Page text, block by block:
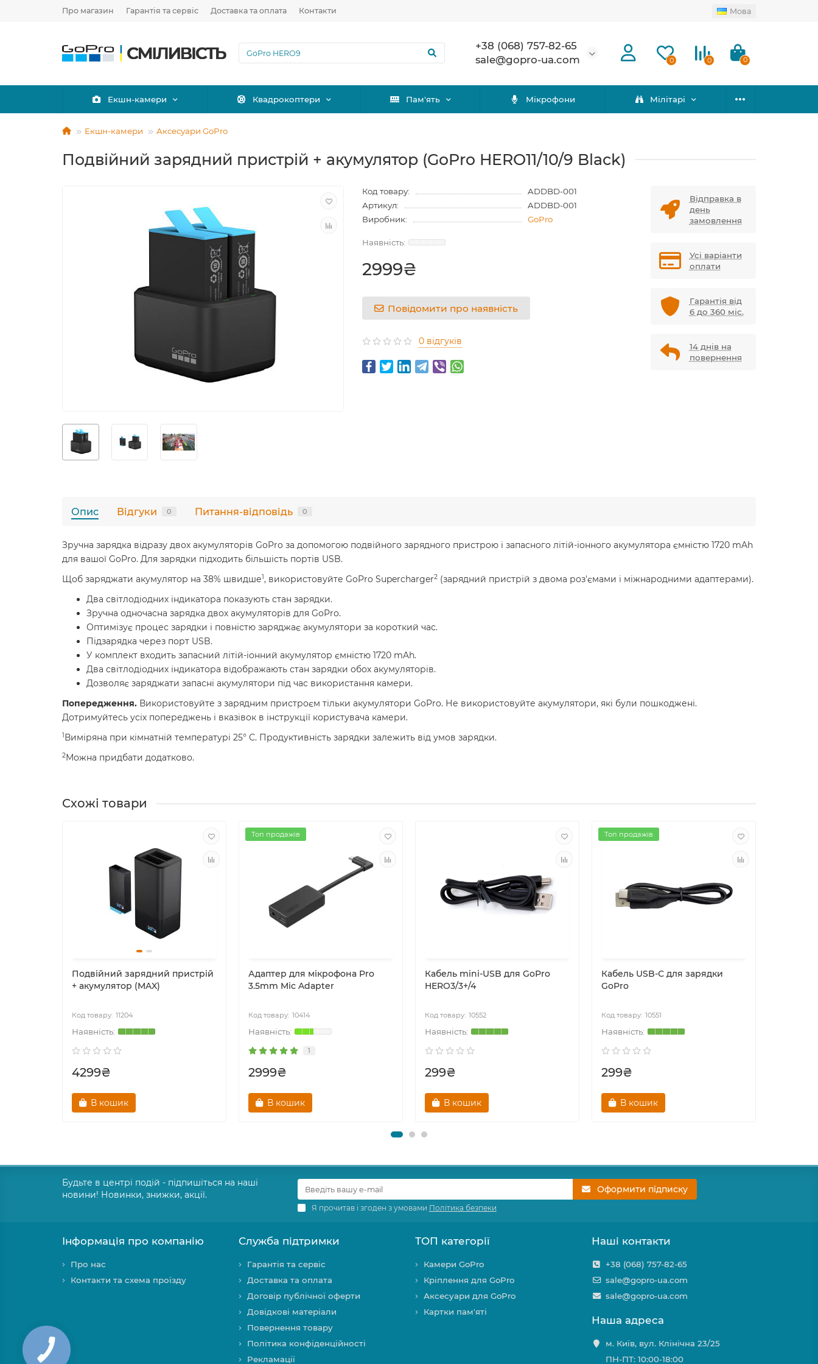
Про магазин Гарантія та сервіс Доставка та оплата Контакти Мова
+38 (068) 757-82-65
sale@gopro-ua.com
0 0 0
Екшн-камери Квадрокоптери Пам'ять Мікрофони Мілітарі
Екшн-камери Аксесуари GoPro
Подвійний зарядний пристрій + акумулятор (GoPro HERO11/10/9 Black)
Код товару:
ADDBD-001
Артикул:
ADDBD-001
Виробник:
GoPro
2999₴
Повідомити про наявність
0 відгуків
Відправка в
день
замовлення
Усі варіанти
оплати
Гарантія від
6 до 360 міс.
14 днів на
повернення
Опис Відгуки 0 Питання-відповідь 0
Зручна зарядка відразу двох акумуляторів GoPro за допомогою подвійного зарядного пристрою і запасного літій-іонного акумулятора ємністю 1720 mAh
для вашої GoPro. Для зарядки підходить більшість портів USB.
Щоб заряджати акумулятор на 38% швидше1, використовуйте GoPro Supercharger2 (зарядний пристрій з двома роз'ємами і міжнародними адаптерами).
Два світлодіодних індикатора показують стан зарядки.
Зручна одночасна зарядка двох акумуляторів для GoPro.
Оптимізує процес зарядки і повністю заряджає акумулятори за короткий час.
Підзарядка через порт USB.
У комплект входить запасний літій-іонний акумулятор ємністю 1720 mAh.
Два світлодіодних індикатора відображають стан зарядки обох акумуляторів.
Дозволяє заряджати запасні акумулятори під час використання камери.
Попередження. Використовуйте з зарядним пристроєм тільки акумулятори GoPro. Не використовуйте акумулятори, які були пошкоджені.
Дотримуйтесь усіх попереджень і вказівок в інструкції користувача камери.
1Виміряна при кімнатній температурі 25° С. Продуктивність зарядки залежить від умов зарядки.
2Можна придбати додатково.
Схожі товари
Подвійний зарядний пристрій
+ акумулятор (MAX)
11204
4299₴
В кошик
Топ продажів
Адаптер для мікрофона Pro
3.5mm Mic Adapter
10414
1
2999₴
В кошик
Кабель mini-USB для GoPro
HERO3/3+/4
10552
299₴
В кошик
Топ продажів
Кабель USB-С для зарядки
GoPro
10551
299₴
В кошик
Будьте в центрі подій - підпишіться на наші
новини! Новинки, знижки, акції.
Оформити підписку
Я прочитав і згоден з умовами Політика безпеки
Інформація про компанію
Про нас
Контакти та схема проїзду
Служба підтримки
Гарантія та сервіс
Доставка та оплата
Договір публічної оферти
Довідкові матеріали
Повернення товару
Політика конфіденційності
Рекламації
ТОП категорії
Камери GoPro
Кріплення для GoPro
Аксесуари для GoPro
Картки пам'яті
Наші контакти
+38 (068) 757-82-65
sale@gopro-ua.com
sale@gopro-ua.com
Наша адреса
м. Київ, вул. Клінічна 23/25
ПН-ПТ: 10:00-18:00